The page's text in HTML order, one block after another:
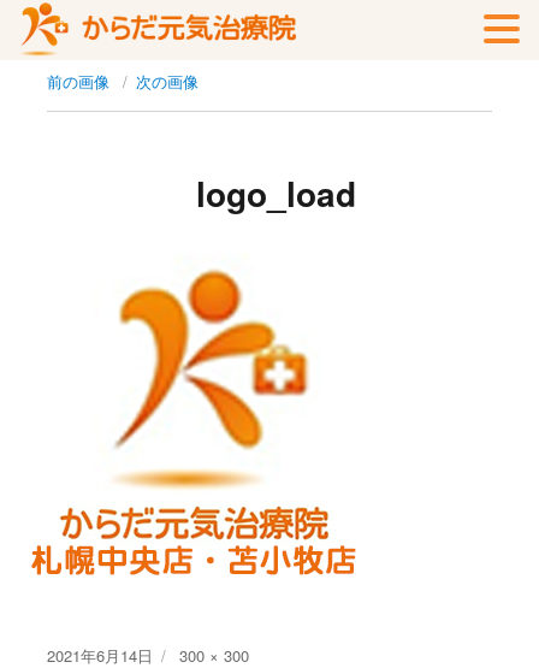
前の画像 次の画像
logo_load
投
2021年6月14日
フ
300 × 300